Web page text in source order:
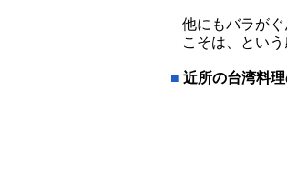
他にもバラが
こそは、とい
■ 近所の台湾料